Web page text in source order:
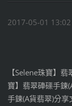
2017-05-01 13:02
【Selene珠寶】
寶】翡翠硨磲手鍊
手鍊(A貨翡翠)分